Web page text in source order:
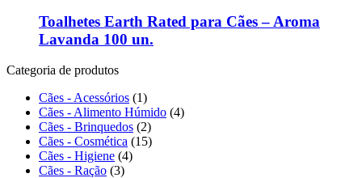
Toalhetes Earth Rated para Cães – Aroma
Lavanda 100 un.
Categoria de produtos
Cães - Acessórios (1)
Cães - Alimento Húmido (4)
Cães - Brinquedos (2)
Cães - Cosmética (15)
Cães - Higiene (4)
Cães - Ração (3)